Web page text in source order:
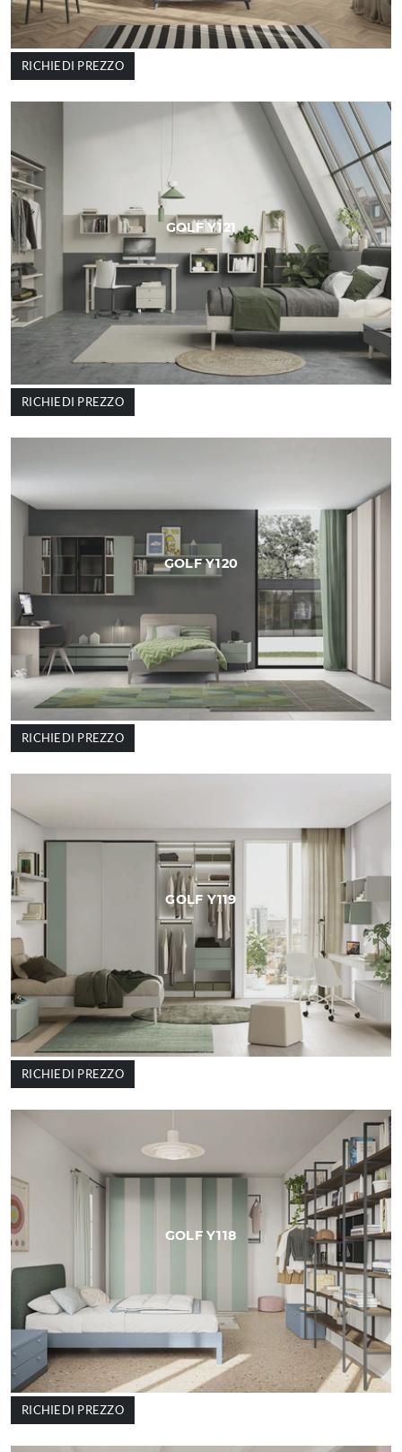
RICHIEDI PREZZO
GOLF Y121
RICHIEDI PREZZO
GOLF Y120
RICHIEDI PREZZO
GOLF Y119
RICHIEDI PREZZO
GOLF Y118
RICHIEDI PREZZO